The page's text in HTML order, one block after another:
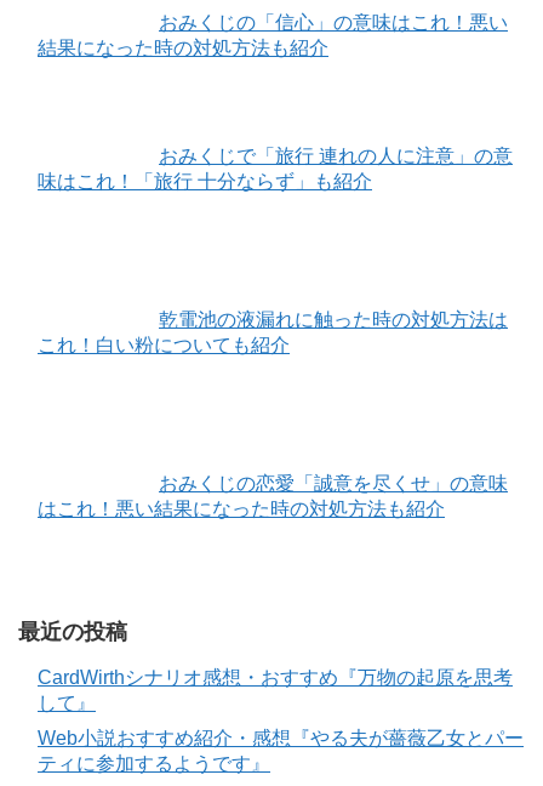
おみくじの「信心」の意味はこれ！悪い
結果になった時の対処方法も紹介
おみくじで「旅行 連れの人に注意」の意
味はこれ！「旅行 十分ならず」も紹介
乾電池の液漏れに触った時の対処方法は
これ！白い粉についても紹介
おみくじの恋愛「誠意を尽くせ」の意味
はこれ！悪い結果になった時の対処方法も紹介
最近の投稿
CardWirthシナリオ感想・おすすめ『万物の起原を思考
して』
Web小説おすすめ紹介・感想『やる夫が薔薇乙女とパー
ティに参加するようです』